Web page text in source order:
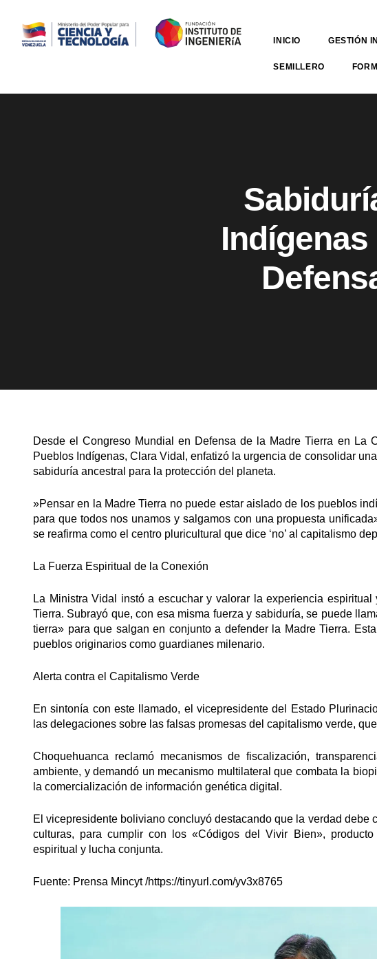
INICIO GESTIÓN
SEMILLERO
​Desde el Congreso Mundial en Defensa de la Madre Tierra en La
Pueblos Indígenas, Clara Vidal, enfatizó la urgencia de consolidar
sabiduría ancestral para la protección del planeta.
​»Pensar en la Madre Tierra no puede estar aislado de los pueblos
para que todos nos unamos y salgamos con una propuesta
se reafirma como el centro pluricultural que dice ‘no’ al capitalismo
​La Fuerza Espiritual de la Conexión
​La Ministra Vidal instó a escuchar y valorar la experiencia
Tierra. Subrayó que, con esa misma fuerza y sabiduría, se puede
tierra» para que salgan en conjunto a defender la Madre Tierra.
pueblos originarios como guardianes milenario.
​Alerta contra el Capitalismo Verde
​En sintonía con este llamado, el vicepresidente del Estado
las delegaciones sobre las falsas promesas del capitalismo verde,
​Choquehuanca reclamó mecanismos de fiscalización,
ambiente, y demandó un mecanismo multilateral que combata la
la comercialización de información genética digital.
​El vicepresidente boliviano concluyó destacando que la verdad debe
culturas, para cumplir con los «Códigos del Vivir Bien»,
espiritual y lucha conjunta.
Fuente: ​Prensa Mincyt/https://tinyurl.com/yv3x8765